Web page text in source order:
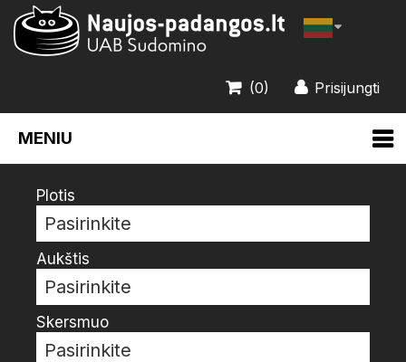
Prisijungti
(0)
MENIU
Plotis
Pasirinkite
Aukštis
Pasirinkite
Skersmuo
Pasirinkite